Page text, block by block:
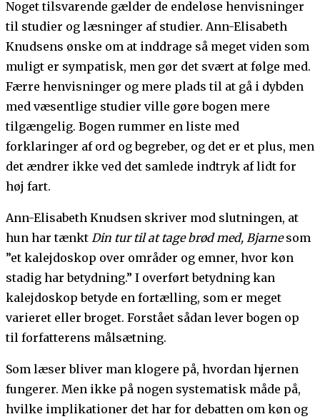
Noget tilsvarende gælder de endeløse henvisninger
til studier og læsninger af studier. Ann-Elisabeth
Knudsens ønske om at inddrage så meget viden som
muligt er sympatisk, men gør det svært at følge med.
Færre henvisninger og mere plads til at gå i dybden
med væsentlige studier ville gøre bogen mere
tilgængelig. Bogen rummer en liste med
forklaringer af ord og begreber, og det er et plus, men
det ændrer ikke ved det samlede indtryk af lidt for
høj fart.
Ann-Elisabeth Knudsen skriver mod slutningen, at
hun har tænkt Din tur til at tage brød med, Bjarnesom
”et kalejdoskop over områder og emner, hvor køn
stadig har betydning.” I overført betydning kan
kalejdoskop betyde en fortælling, som er meget
varieret eller broget. Forstået sådan lever bogen op
til forfatterens målsætning.
Som læser bliver man klogere på, hvordan hjernen
fungerer. Men ikke på nogen systematisk måde på,
hvilke implikationer det har for debatten om køn og